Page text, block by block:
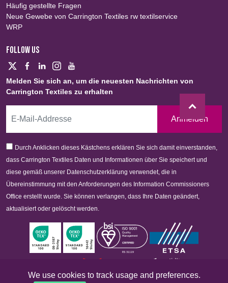
We use cookies to track usage and preferences.
Häufig gestellte Fragen
Neue Gewebe von Carrington Textiles rw textilservice
WRP
FOLLOW US
Melden Sie sich an, um die neuesten Nachrichten von
Carrington Textiles zu erhalten
Anmelden
Durch Anklicken dieses Kästchens erklären Sie sich damit einverstanden,
dass Carrington Textiles Daten und Informationen über Sie speichert und
diese gemäß unserer Datenschutzerklärung verwendet, die in
Übereinstimmung mit den Anforderungen des Information Commissioners
Office erstellt wurde. Sie können verlangen, dass Ihre Daten geändert,
aktualisiert oder gelöscht werden.